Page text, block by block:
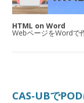
HTML on Word
WebページをWordで
CAS-UBで